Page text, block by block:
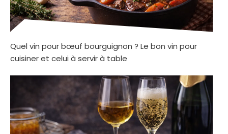
Quel vin pour bœuf bourguignon ? Le bon vin pour
cuisiner et celui à servir à table